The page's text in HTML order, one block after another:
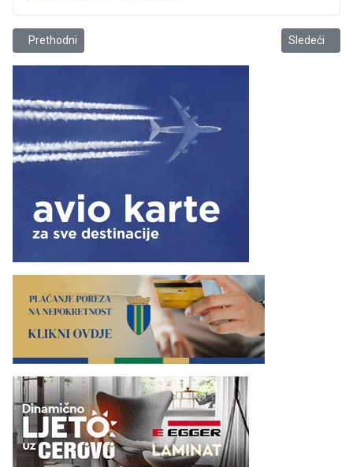
Prethodni članak: Bar sve atraktivnija kruzing destinacija!
Prethodni Sledeći
Sledeći